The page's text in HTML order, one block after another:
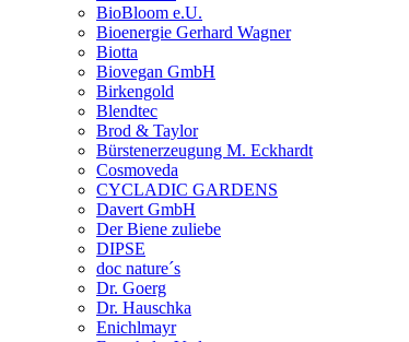
BioBloom e.U.
Bioenergie Gerhard Wagner
Biotta
Biovegan GmbH
Birkengold
Blendtec
Brod & Taylor
Bürstenerzeugung M. Eckhardt
Cosmoveda
CYCLADIC GARDENS
Davert GmbH
Der Biene zuliebe
DIPSE
doc nature´s
Dr. Goerg
Dr. Hauschka
Enichlmayr